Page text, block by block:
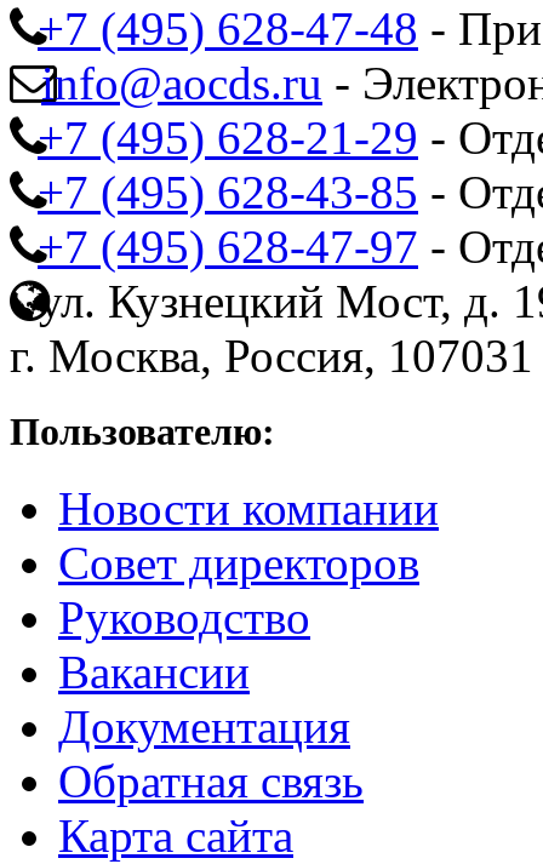
+7 (495) 628-47-48 -
info@aocds.ru -
+7 (495) 628-21-29 -
+7 (495) 628-43-85 -
+7 (495) 628-47-97 -
ул. Кузнецкий Мост, д.
г. Москва, Россия, 107031
Пользователю:
Новости компании
Совет директоров
Руководство
Вакансии
Документация
Обратная связь
Карта сайта